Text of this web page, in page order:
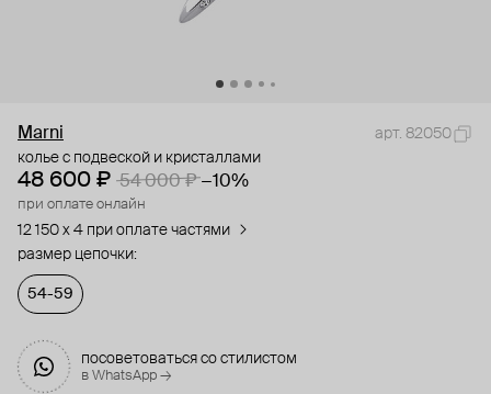
Marni
арт. 82050
колье с подвеской и кристаллами
48 600 ₽ 54 000 ₽ −10%
при оплате онлайн
12 150 x 4 при оплате частями
размер цепочки:
54-59
посоветоваться со стилистом
в WhatsApp →